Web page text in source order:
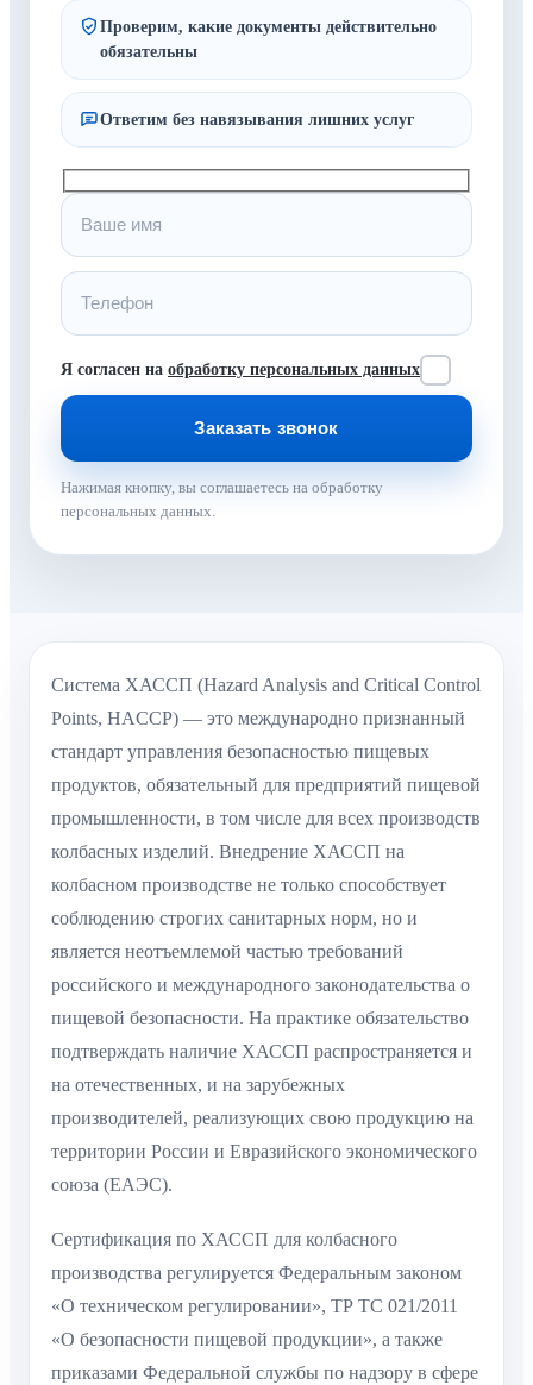
Проверим, какие документы действительно
обязательны
Ответим без навязывания лишних услуг
Я согласен на обработку персональных данных
Нажимая кнопку, вы соглашаетесь на обработку
персональных данных.
Система ХАССП (Hazard Analysis and Critical Control
Points, HACCP) — это международно признанный
стандарт управления безопасностью пищевых
продуктов, обязательный для предприятий пищевой
промышленности, в том числе для всех производств
колбасных изделий. Внедрение ХАССП на
колбасном производстве не только способствует
соблюдению строгих санитарных норм, но и
является неотъемлемой частью требований
российского и международного законодательства о
пищевой безопасности. На практике обязательство
подтверждать наличие ХАССП распространяется и
на отечественных, и на зарубежных
производителей, реализующих свою продукцию на
территории России и Евразийского экономического
союза (ЕАЭС).
Сертификация по ХАССП для колбасного
производства регулируется Федеральным законом
«О техническом регулировании», ТР ТС 021/2011
«О безопасности пищевой продукции», а также
приказами Федеральной службы по надзору в сфере